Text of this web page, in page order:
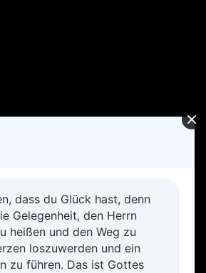
dass du Glück hast, denn
Gelegenheit, den Herrn
heißen und den Weg zu
loszuwerden und ein
zu führen. Das ist Gottes